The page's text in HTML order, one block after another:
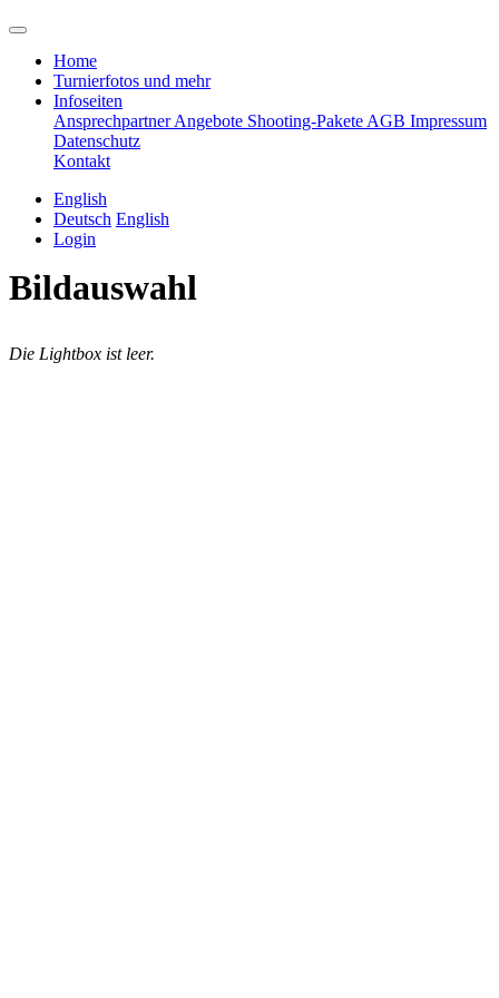
Home
Turnierfotos und mehr
Infoseiten
AnsprechpartnerAngebote Shooting-Pakete AGB Impressum
Datenschutz
Kontakt
English
Deutsch English
Login
Bildauswahl
Die Lightbox ist leer.